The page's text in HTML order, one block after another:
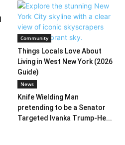
Community
Things Locals Love About
Living in West New York (2026
Guide)
News
Knife Wielding Man
pretending to be a Senator
Targeted Ivanka Trump-He...